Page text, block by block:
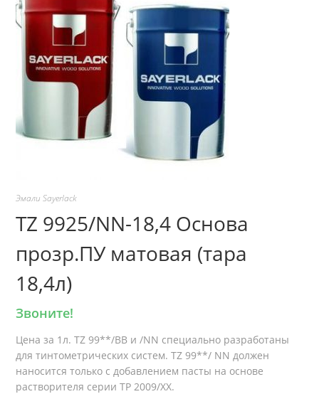
Эмали Sayerlack
TZ 9925/NN-18,4 Основа
прозр.ПУ матовая (тара
18,4л)
Звоните!
Цена за 1л. TZ 99**/BB и /NN специально разработаны
для тинтометрических систем. TZ 99**/ NN должен
наносится только с добавлением пасты на основе
растворителя серии TP 2009/XX.